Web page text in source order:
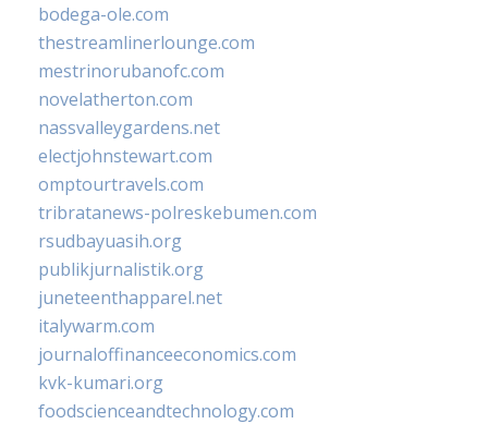
bodega-ole.com
thestreamlinerlounge.com
mestrinorubanofc.com
novelatherton.com
nassvalleygardens.net
electjohnstewart.com
omptourtravels.com
tribratanews-polreskebumen.com
rsudbayuasih.org
publikjurnalistik.org
juneteenthapparel.net
italywarm.com
journaloffinanceeconomics.com
kvk-kumari.org
foodscienceandtechnology.com